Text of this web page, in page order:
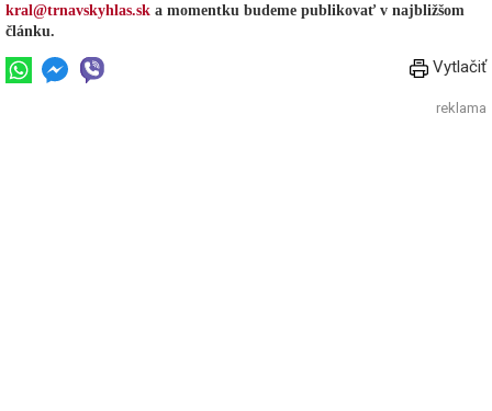
kral@trnavskyhlas.sk a momentku budeme publikovať v najbližšom
článku.
Vytlačiť
reklama